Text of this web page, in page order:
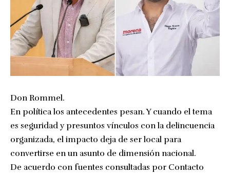
Don Rommel.
En política los antecedentes pesan. Y cuando el tema
es seguridad y presuntos vínculos con la delincuencia
organizada, el impacto deja de ser local para
convertirse en un asunto de dimensión nacional.
De acuerdo con fuentes consultadas por Contacto